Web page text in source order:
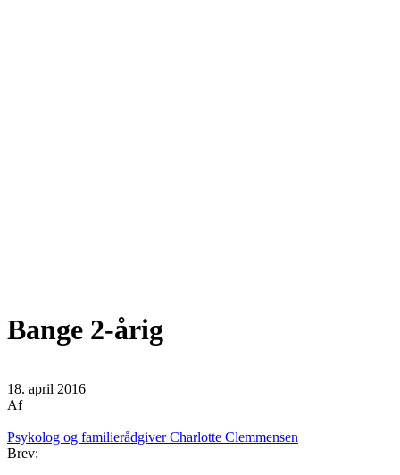
Bange 2-årig
18. april 2016
Af
Psykolog og familierådgiver Charlotte Clemmensen
Brev: